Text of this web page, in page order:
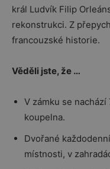
král Ludvík Filip
rekonstrukci. Z
francouzské historie.
Věděli jste, že …
V zámku se
koupelna.
Dvořané
místnosti, v